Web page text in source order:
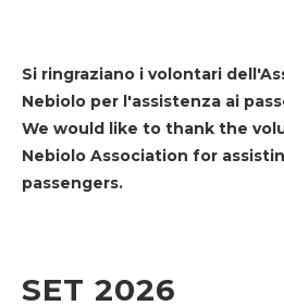
Si ringraziano i volontari
Nebiolo per l'assistenza ai
We would like to thank the
Nebiolo Association for
passengers.
SET 2026